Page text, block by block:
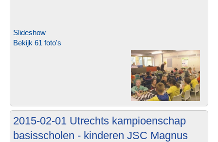
Slideshow
Bekijk 61 foto's
2015-02-01 Utrechts kampioenschap
basisscholen - kinderen JSC Magnus